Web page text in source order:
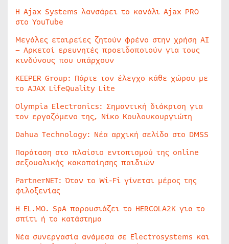
Η Ajax Systems λανσάρει το κανάλι Ajax PRO
στο YouTube
Μεγάλες εταιρείες ζητούν φρένο στην χρήση AI
– Αρκετοί ερευνητές προειδοποιούν για τους
κινδύνους που υπάρχουν
KEEPER Group: Πάρτε τον έλεγχο κάθε χώρου με
το AJAX LifeQuality Lite
Olympia Electronics: Σημαντική διάκριση για
τον εργαζόμενο της, Νίκο Κουλουκουργιώτη
Dahua Technology: Νέα αρχική σελίδα στο DMSS
Παράταση στο πλαίσιο εντοπισμού της online
σεξουαλικής κακοποίησης παιδιών
PartnerNET: Όταν το Wi-Fi γίνεται μέρος της
φιλοξενίας
Η EL.MO. SpA παρουσιάζει το HERCOLA2K για το
σπίτι ή το κατάστημα
Νέα συνεργασία ανάμεσα σε Electrosystems και